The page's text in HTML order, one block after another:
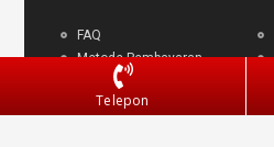
FAQ
Metode Pembayaran
Panduan Garansi
Pengembalian Dana
Telepon